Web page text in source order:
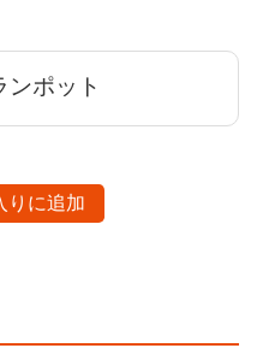
ンポット
りに追加